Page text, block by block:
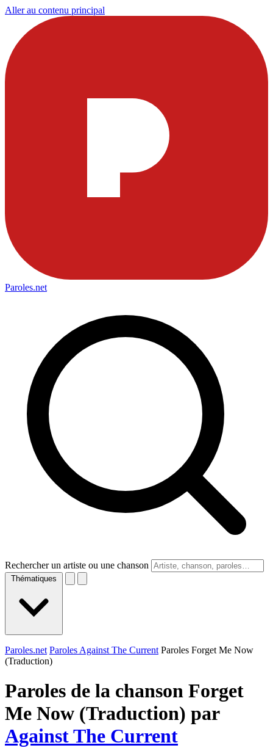
Aller au contenu principal
Paroles.net
Rechercher un artiste ou une chanson
Thématiques
Paroles.net Paroles Against The Current Paroles Forget Me Now
(Traduction)
Paroles de la chanson Forget
Me Now (Traduction) par
Against The Current